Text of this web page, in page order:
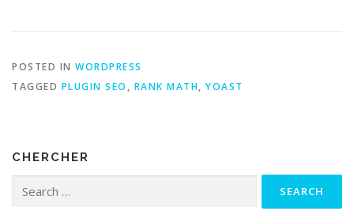
POSTED IN WORDPRESS
TAGGED PLUGIN SEO , RANK MATH, YOAST
CHERCHER